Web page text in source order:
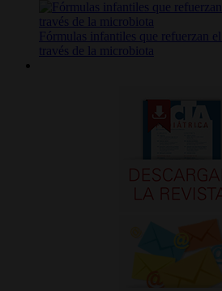
Fórmulas infantiles que refuerzan
través de la microbiota